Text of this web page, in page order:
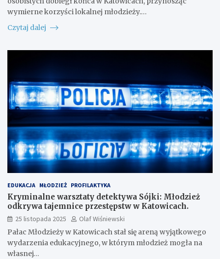
wymierne korzyści lokalnej młodzieży.…
Czytaj dalej
EDUKACJA MŁODZIEŻ PROFILAKTYKA
Kryminalne warsztaty detektywa Sójki: Młodzież
odkrywa tajemnice przestępstw w Katowicach.
25 listopada 2025
Olaf Wiśniewski
Pałac Młodzieży w Katowicach stał się areną wyjątkowego
wydarzenia edukacyjnego, w którym młodzież mogła na
własnej…